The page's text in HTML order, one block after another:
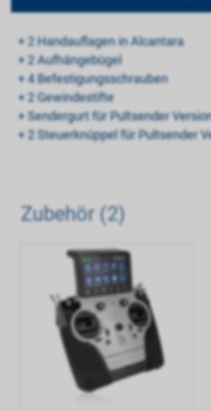
+ 2 Handauflagen in Alcantara
+ 2 Aufhängebügel
+ 4 Befestigungsschrauben
+ 2 Gewindestifte
+ Sendergurt für Pultsender
+ 2 Steuerknüppel für Pultsender
Zubehör (2)